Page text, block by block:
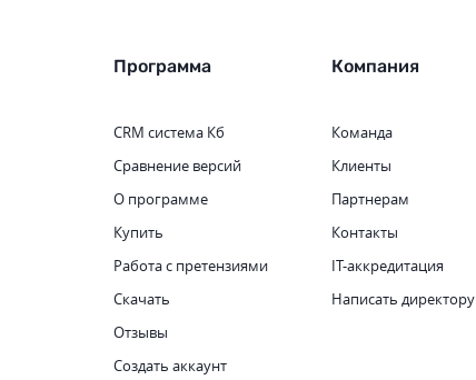
Программа
CRM система Кб
Сравнение версий
О программе
Купить
Работа с претензиями
Скачать
Отзывы
Создать аккаунт
Компания
Команда
Клиенты
Партнерам
Контакты
IT-аккредитация
Написать директору